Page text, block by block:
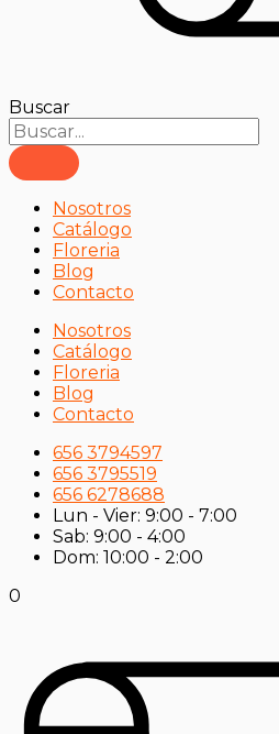
Buscar
Nosotros
Catálogo
Floreria
Blog
Contacto
Nosotros
Catálogo
Floreria
Blog
Contacto
656 3794597
656 3795519
656 6278688
Lun - Vier: 9:00 - 7:00
Sab: 9:00 - 4:00
Dom: 10:00 - 2:00
0